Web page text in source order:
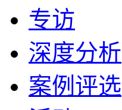
专访
深度分析
案例评选